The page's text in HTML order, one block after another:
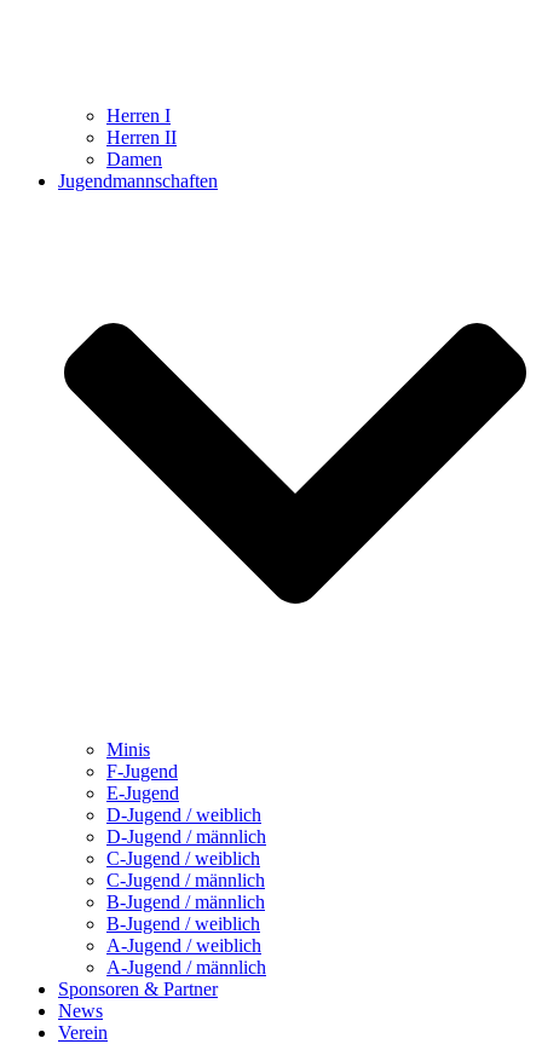
Herren I
Herren II
Damen
Jugendmannschaften
Minis
F-Jugend
E-Jugend
D-Jugend / weiblich
D-Jugend / männlich
C-Jugend / weiblich
C-Jugend / männlich
B-Jugend / männlich
B-Jugend / weiblich
A-Jugend / weiblich
A-Jugend / männlich
Sponsoren & Partner
News
Verein